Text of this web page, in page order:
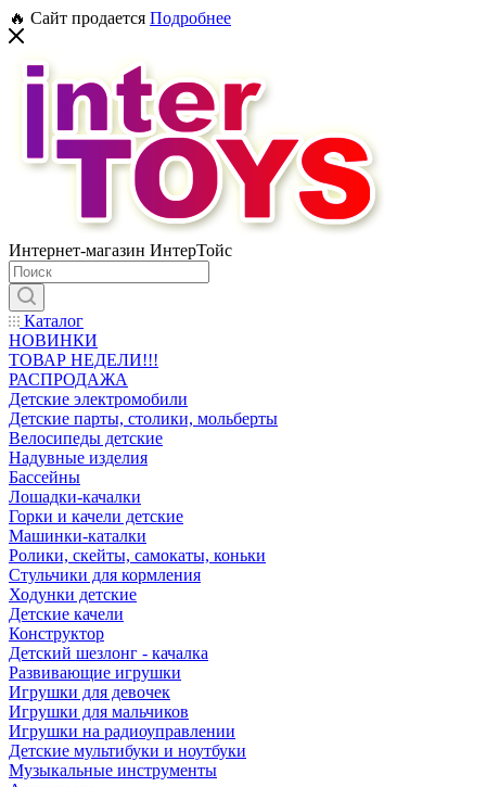
🔥 Сайт продается Подробнее
Интернет-магазин ИнтерТойс
Каталог
НОВИНКИ
ТОВАР НЕДЕЛИ!!!
РАСПРОДАЖА
Детские электромобили
Детские парты, столики, мольберты
Велосипеды детские
Надувные изделия
Бассейны
Лошадки-качалки
Горки и качели детские
Машинки-каталки
Ролики, скейты, самокаты, коньки
Стульчики для кормления
Ходунки детские
Детские качели
Конструктор
Детский шезлонг - качалка
Развивающие игрушки
Игрушки для девочек
Игрушки для мальчиков
Игрушки на радиоуправлении
Детские мультибуки и ноутбуки
Музыкальные инструменты